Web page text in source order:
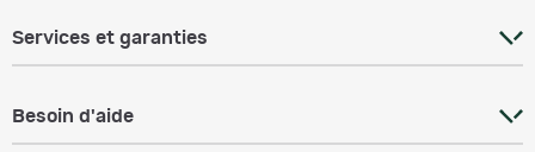
Services et garanties
Besoin d'aide